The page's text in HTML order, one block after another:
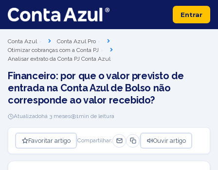
Entrar
Conta Azul
Conta Azul Pro
Otimizar cobranças com a Conta PJ
Analisar extrato da Conta PJ Conta Azul
Financeiro: por que o valor previsto de
entrada na Conta Azul de Bolso não
corresponde ao valor recebido?
Atualizadohá 3 meses 1min de leitura
Favoritar artigo Compartilhar: Ouvir artigo